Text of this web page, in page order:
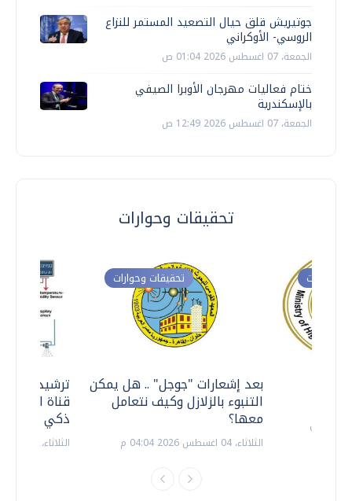
جوتيريش قلق حيال التصعيد المستمر للنزاع
الروسي- الأوكراني
الجمعة، 07 اغسطس 2026 01:04 ص
ختام فعاليات مهرجان الأوبرا الصيفي
بالإسكندرية
الجمعة، 07 اغسطس 2026 12:49 ص
تحقيقات وحوارات
ترشيدا
قناة
ذكي
الثلاثاء، 14 يوليو 2026 06:11 م
تحقيقات وحوارات
بعد إشعارات "جوجل" .. هل يمكن
التنبوء بالزلازل وكيف نتعامل
معها؟
الثلاثاء، 04 اغسطس 2026 04:04 م
وحوارات